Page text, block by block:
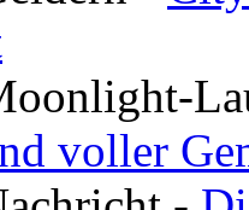
voller